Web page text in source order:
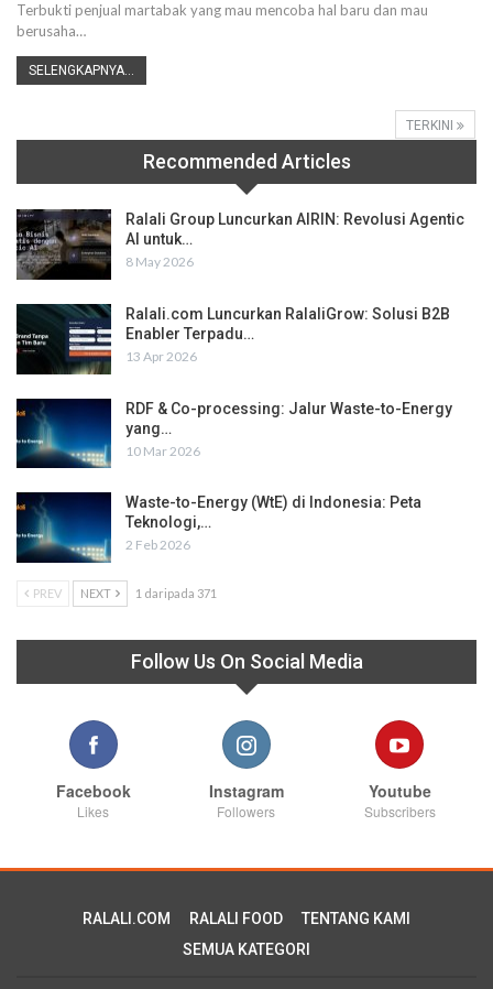
Terbukti penjual martabak yang mau mencoba hal baru dan mau
berusaha…
SELENGKAPNYA...
TERKINI
Recommended Articles
Ralali Group Luncurkan AIRIN: Revolusi Agentic
AI untuk…
8 May 2026
Ralali.com Luncurkan RalaliGrow: Solusi B2B
Enabler Terpadu…
13 Apr 2026
RDF & Co-processing: Jalur Waste-to-Energy
yang…
10 Mar 2026
Waste-to-Energy (WtE) di Indonesia: Peta
Teknologi,…
2 Feb 2026
PREV NEXT 1 daripada 371
Follow Us On Social Media
Facebook
Likes
Instagram
Followers
Youtube
Subscribers
RALALI.COM RALALI FOOD
TENTANG KAMI
SEMUA KATEGORI